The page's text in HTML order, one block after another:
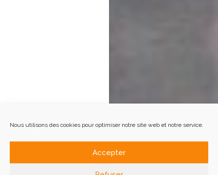
Nous utilisons des cookies pour optimiser notre site web et notre service.
Accepter